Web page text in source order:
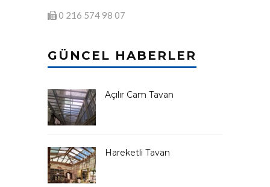
0 216 574 98 07
GÜNCEL HABERLER
Açılır Cam Tavan
Hareketli Tavan